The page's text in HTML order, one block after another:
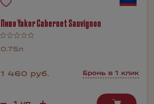
Пиво Yakor Cabernet Sauvignon
0.75л
1 460 руб. Бронь в 1 клик